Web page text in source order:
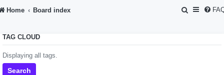
Home Board index
S
TAG CLOUD
Displaying all tags.
Search